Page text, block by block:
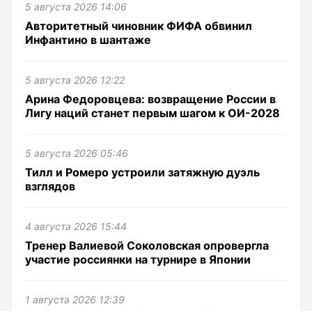
5 августа 2026 14:06
Авторитетный чиновник ФИФА обвинил
Инфантино в шантаже
5 августа 2026 12:22
Арина Федоровцева: возвращение России в
Лигу наций станет первым шагом к ОИ-2028
5 августа 2026 05:46
Тилл и Ромеро устроили затяжную дуэль
взглядов
4 августа 2026 15:44
Тренер Валиевой Соколовская опровергла
участие россиянки на турнире в Японии
1 августа 2026 12:39